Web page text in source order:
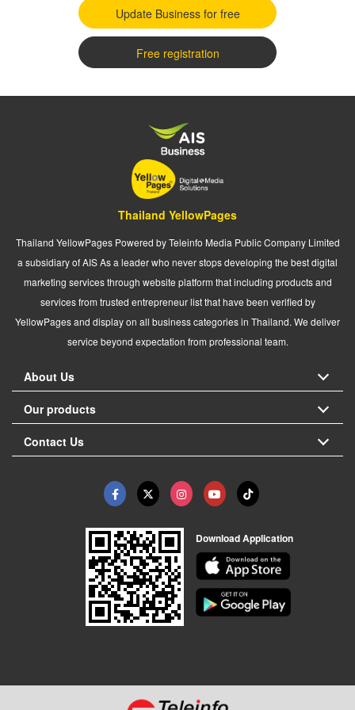
Update Business for free
Free registration
Thailand YellowPages
Thailand YellowPages Powered by Teleinfo Media Public Company Limited
a subsidiary of AIS As a leader who never stops developing the best digital
marketing services through website platform that including products and
services from trusted entrepreneur list that have been verified by
YellowPages and display on all business categories in Thailand. We deliver
service beyond expectation from professional team.
About Us
Our products
Contact Us
Download Application